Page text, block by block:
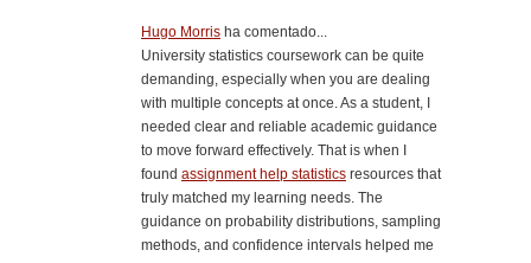
Hugo Morris ha comentado...
University statistics coursework can be quite
demanding, especially when you are dealing
with multiple concepts at once. As a student, I
needed clear and reliable academic guidance
to move forward effectively. That is when I
found assignment help statistics resources that
truly matched my learning needs. The
guidance on probability distributions, sampling
methods, and confidence intervals helped me